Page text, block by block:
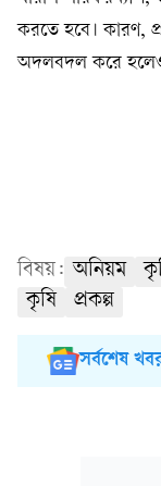
করতে হবে। কারণ,
অদলবদল করে হলেও
বিষয়: অনিয়ম
কৃষি
প্রকল্প
সর্বশেষ